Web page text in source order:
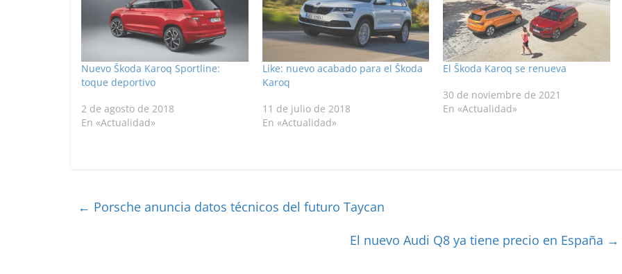
Nuevo Škoda Karoq Sportline:
toque deportivo
2 de agosto de 2018
En «Actualidad»
Like: nuevo acabado para el Škoda
Karoq
11 de julio de 2018
En «Actualidad»
El Škoda Karoq se renueva
30 de noviembre de 2021
En «Actualidad»
← Porsche anuncia datos técnicos del futuro Taycan
El nuevo Audi Q8 ya tiene precio en España →
31 de mayo de 2022 mospotter84 0